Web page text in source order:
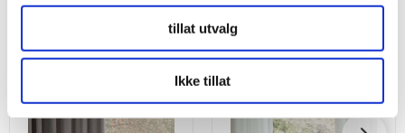
tillat utvalg
Ikke tillat